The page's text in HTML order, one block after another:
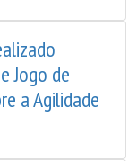
Jogo de
a Agilidade